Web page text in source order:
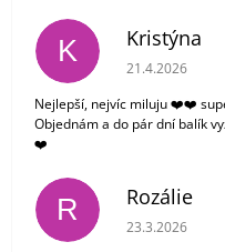
K Kristýna
Hodnocení
21.4.2026
Nejlepší, nejvíc miluju ❤️❤️
Objednám a do pár dní balík
❤️
R Rozálie
Hodnocení
23.3.2026